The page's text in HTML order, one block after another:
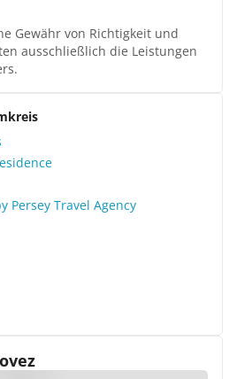
Gewähr von Richtigkeit und
ausschließlich die Leistungen
Persey Travel Agency